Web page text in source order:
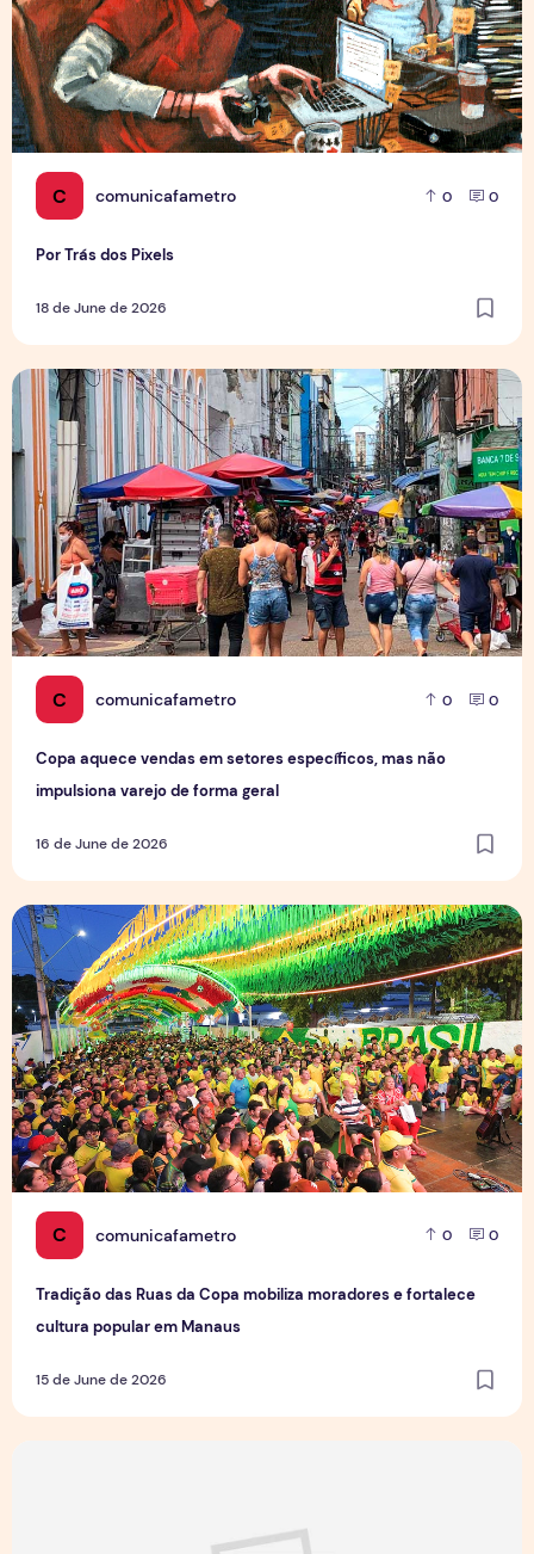
C comunicafametro 0 0
Por Trás dos Pixels
18 de June de 2026
C comunicafametro 0 0
Copa aquece vendas em setores específicos, mas não
impulsiona varejo de forma geral
16 de June de 2026
Copa aquece vendas em setores específicos, mas não
C comunicafametro 0 0
Tradição das Ruas da Copa mobiliza moradores e fortalece
cultura popular em Manaus
15 de June de 2026
Tradição das Ruas da Copa mobiliza moradores e